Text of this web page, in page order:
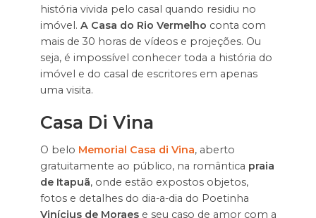
história vivida pelo casal quando residiu no
imóvel. A Casa do Rio Vermelho conta com
mais de 30 horas de vídeos e projeções. Ou
seja, é impossível conhecer toda a história do
imóvel e do casal de escritores em apenas
uma visita.
Casa Di Vina
O belo Memorial Casa di Vina, aberto
gratuitamente ao público, na romântica praia
de Itapuã, onde estão expostos objetos,
fotos e detalhes do dia-a-dia do Poetinha
Vinícius de Moraese seu caso de amor com a